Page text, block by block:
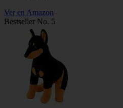
Ver en Amazon
Bestseller No. 5